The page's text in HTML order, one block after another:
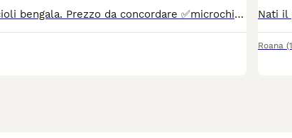
Cedo bellissimi cuccioli bengala. Prezzo da concordare ✅microchip ✅vaccinazione ✅libretto sanitario ✅esami salute ✅esami salute intestinale.
Roana